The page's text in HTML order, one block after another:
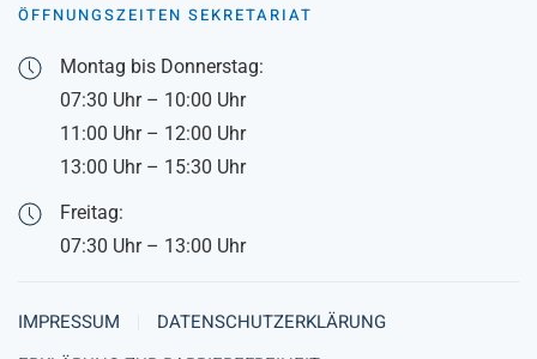
ÖFFNUNGSZEITEN SEKRETARIAT
Montag bis Donnerstag:
07:30 Uhr – 10:00 Uhr
11:00 Uhr – 12:00 Uhr
13:00 Uhr – 15:30 Uhr
Freitag:
07:30 Uhr – 13:00 Uhr
IMPRESSUM
DATENSCHUTZERKLÄRUNG